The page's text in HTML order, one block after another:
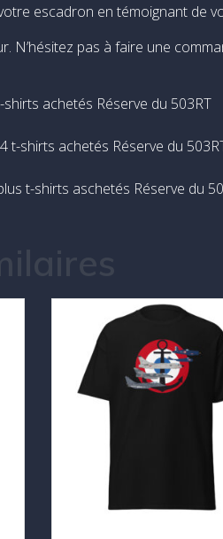
escadron en témoignant de
N’hésitez pas à faire une
achetés Réserve du 503RT
t-shirts achetés Réserve du
t-shirts aschetés Réserve du